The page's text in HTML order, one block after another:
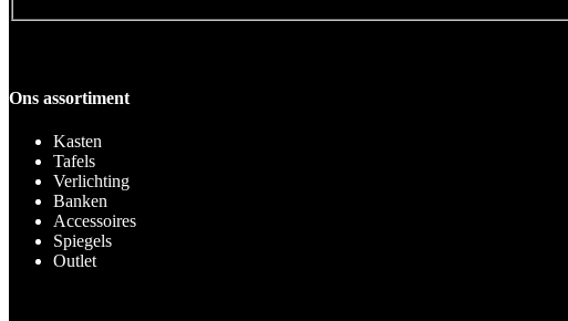
Ons assortiment
Kasten
Tafels
Verlichting
Banken
Accessoires
Spiegels
Outlet